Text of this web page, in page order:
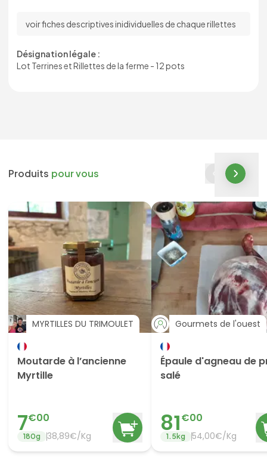
voir fiches descriptives inidividuelles de chaque rillettes
Désignation légale :
Lot Terrines et Rillettes de la ferme - 12 pots
Produits pour vous
MYRTILLES DU TRIMOULET
Moutarde à l’ancienne
Myrtille
7€00
180g 38,89€/Kg
Gourmets de l'ouest
Épaule d'agneau de
salé
81€00
1.5kg 54,00€/Kg